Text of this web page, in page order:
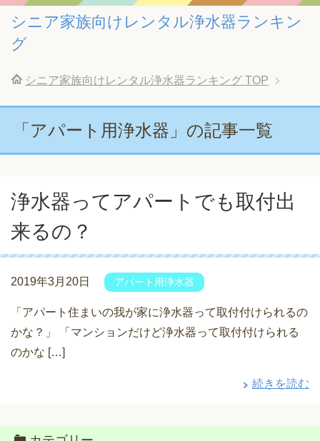
シニア家族向けレンタル浄水器ランキン
グ
シニア家族向けレンタル浄水器ランキング TOP
「アパート用浄水器」の記事一覧
浄水器ってアパートでも取付出
来るの？
2019年3月20日 アパート用浄水器
「アパート住まいの我が家に浄水器って取付付けられるの
かな？」 「マンションだけど浄水器って取付付けられる
のかな […]
続きを読む